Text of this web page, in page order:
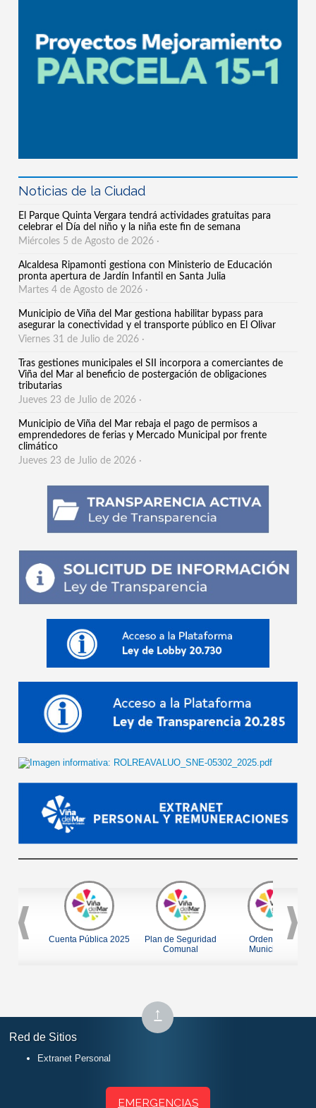
Noticias de la Ciudad
El Parque Quinta Vergara tendrá actividades gratuitas para
celebrar el Día del niño y la niña este fin de semana
Miércoles 5 de Agosto de 2026 ·
Alcaldesa Ripamonti gestiona con Ministerio de Educación
pronta apertura de Jardín Infantil en Santa Julia
Martes 4 de Agosto de 2026 ·
Municipio de Viña del Mar gestiona habilitar bypass para
asegurar la conectividad y el transporte público en El Olivar
Viernes 31 de Julio de 2026 ·
Tras gestiones municipales el SII incorpora a comerciantes de
Viña del Mar al beneficio de postergación de obligaciones
tributarias
Jueves 23 de Julio de 2026 ·
Municipio de Viña del Mar rebaja el pago de permisos a
emprendedores de ferias y Mercado Municipal por frente
climático
Jueves 23 de Julio de 2026 ·
Cuenta Pública 2025
Plan de Seguridad
Comunal
Ordenanzas
Municipales
↑ Subir
al
Red de Sitios
Extranet Personal
EMERGENCIAS